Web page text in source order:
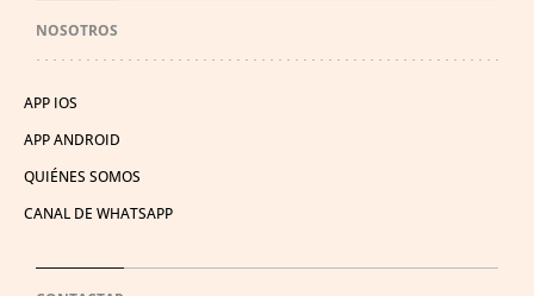
NOSOTROS
APP IOS
APP ANDROID
QUIÉNES SOMOS
CANAL DE WHATSAPP